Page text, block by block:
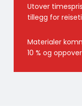
Utover
tillegg for
Materialer
10 % og